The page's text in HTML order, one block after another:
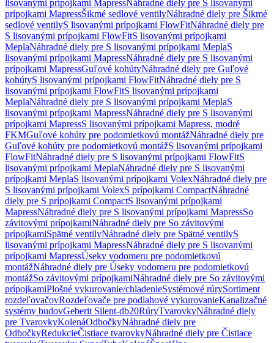
lisovanými prípojkami MapressNáhradné diely pre S lisovanými
prípojkami MapressŠikmé sedlové ventilyNáhradné diely pre Šikmé
sedlové ventilyS lisovanými prípojkami FlowFitNáhradné diely pre
S lisovanými prípojkami FlowFitS lisovanými prípojkami
MeplaNáhradné diely pre S lisovanými prípojkami MeplaS
lisovanými prípojkami MapressNáhradné diely pre S lisovanými
prípojkami MapressGuľové kohútyNáhradné diely pre Guľové
kohútyS lisovanými prípojkami FlowFitNáhradné diely pre S
lisovanými prípojkami FlowFitS lisovanými prípojkami
MeplaNáhradné diely pre S lisovanými prípojkami MeplaS
lisovanými prípojkami MapressNáhradné diely pre S lisovanými
prípojkami MapressS lisovanými prípojkami Mapress, modré
FKMGuľové kohúty pre podomietkovú montážNáhradné diely pre
Guľové kohúty pre podomietkovú montážS lisovanými prípojkami
FlowFitNáhradné diely pre S lisovanými prípojkami FlowFitS
lisovanými prípojkami MeplaNáhradné diely pre S lisovanými
prípojkami MeplaS lisovanými prípojkami VolexNáhradné diely pre
S lisovanými prípojkami VolexS prípojkami CompactNáhradné
diely pre S prípojkami CompactS lisovanými prípojkami
MapressNáhradné diely pre S lisovanými prípojkami MapressSo
závitovými prípojkamiNáhradné diely pre So závitovými
prípojkamiSpätné ventilyNáhradné diely pre Spätné ventilyS
lisovanými prípojkami MapressNáhradné diely pre S lisovanými
prípojkami MapressÚseky vodomeru pre podomietkovú
montážNáhradné diely pre Úseky vodomeru pre podomietkovú
montážSo závitovými prípojkamiNáhradné diely pre So závitovými
prípojkamiPlošné vykurovanie/chladenieSystémové rúrySortiment
rozdeľovačovRozdeľovače pre podlahové vykurovanieKanalizačné
systémy budovGeberit Silent-db20RúryTvarovkyNáhradné diely
pre TvarovkyKolenáOdbočkyNáhradné diely pre
OdbočkyRedukcieČistiace tvarovkyNáhradné diely pre Čistiace